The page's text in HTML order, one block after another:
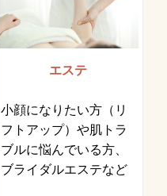
エステ
小顔になりたい方（リ
フトアップ）や肌トラ
ブルに悩んでいる方、
ブライダルエステなど